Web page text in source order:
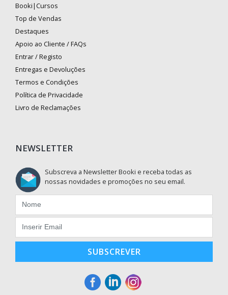
Booki|Cursos
Top de Vendas
Destaques
Apoio ao Cliente / FAQs
Entrar / Registo
Entregas e Devoluções
Termos e Condições
Política de Privacidade
Livro de Reclamações
NEWSLETTER
Subscreva a Newsletter Booki e receba todas as
nossas novidades e promoções no seu email.
SUBSCREVER